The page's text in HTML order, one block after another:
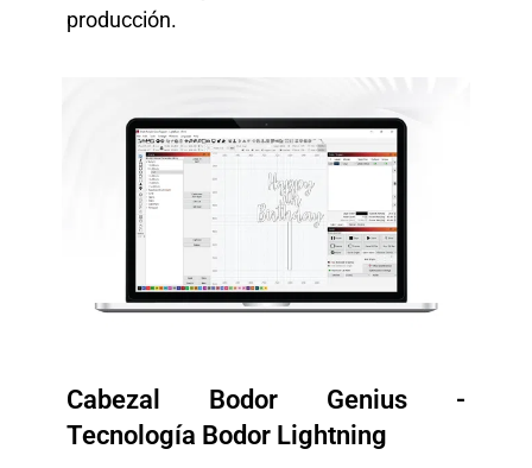
producción.
Cabezal Bodor Genius -
Tecnología Bodor Lightning